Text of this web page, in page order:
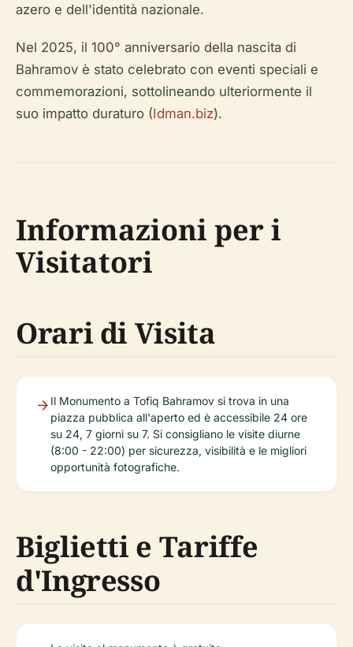
azero e dell'identità nazionale.
Nel 2025, il 100° anniversario della nascita di
Bahramov è stato celebrato con eventi speciali e
commemorazioni, sottolineando ulteriormente il
suo impatto duraturo (Idman.biz).
Informazioni per i
Visitatori
Orari di Visita
Il Monumento a Tofiq Bahramov si trova in una
piazza pubblica all'aperto ed è accessibile 24 ore
su 24, 7 giorni su 7. Si consigliano le visite diurne
(8:00 - 22:00) per sicurezza, visibilità e le migliori
opportunità fotografiche.
Biglietti e Tariffe
d'Ingresso